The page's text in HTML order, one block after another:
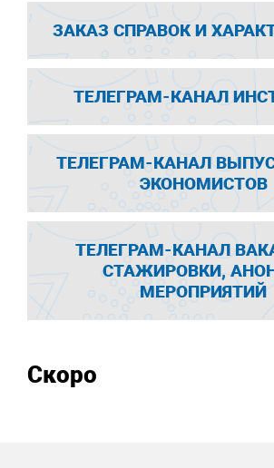
ЗАКАЗ СПРАВОК И
ТЕЛЕГРАМ-КАНАЛ
ТЕЛЕГРАМ-КАНАЛ
ЭКОНОМИСТОВ
ТЕЛЕГРАМ-КАНАЛ
СТАЖИРОВКИ,
МЕРОПРИЯТИЙ
Скоро